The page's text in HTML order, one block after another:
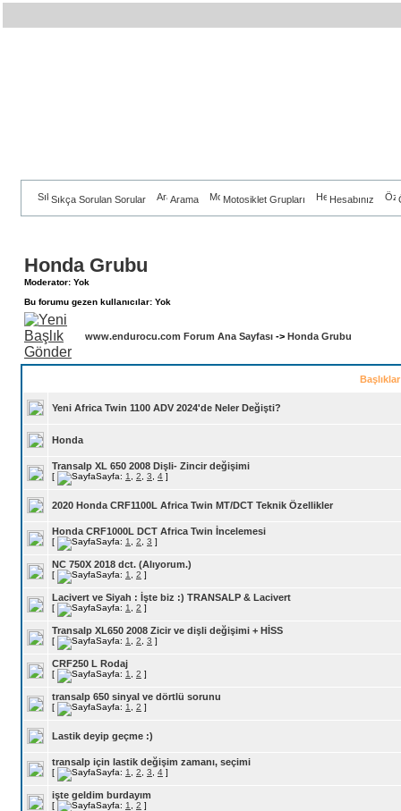
Sıkça Sorulan Sorular Arama Motosiklet Grupları Hesabınız
Honda Grubu
Moderator: Yok
Bu forumu gezen kullanıcılar: Yok
www.endurocu.com Forum Ana Sayfası -> Honda Grubu
Yeni Africa Twin 1100 ADV 2024'de Neler Değişti?
Honda
Transalp XL 650 2008 Dişli- Zincir değişimi
[ Sayfa: 1 2 3 4 ]
2020 Honda CRF1100L Africa Twin MT/DCT Teknik Özellikler
Honda CRF1000L DCT Africa Twin İncelemesi
[ Sayfa: 1 2 3 ]
NC 750X 2018 dct. (Alıyorum.)
[ Sayfa: 1 2 ]
Lacivert ve Siyah : İşte biz :) TRANSALP & Lacivert
[ Sayfa: 1 2 ]
Transalp XL650 2008 Zicir ve dişli değişimi + HİSS
[ Sayfa: 1 2 3 ]
CRF250 L Rodaj
[ Sayfa: 1 2 ]
transalp 650 sinyal ve dörtlü sorunu
[ Sayfa: 1 2 ]
Lastik deyip geçme :)
transalp için lastik değişim zamanı, seçimi
[ Sayfa: 1 2 3 4 ]
işte geldim burdayım
[ Sayfa: 1 2 ]